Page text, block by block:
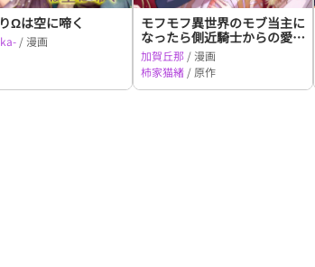
Ωは空に啼く
/ 漫画
モフモフ異世界のモブ当主に
なったら側近騎士からの愛が
すごい
加賀丘那 / 漫画
柿家猫緒 / 原作